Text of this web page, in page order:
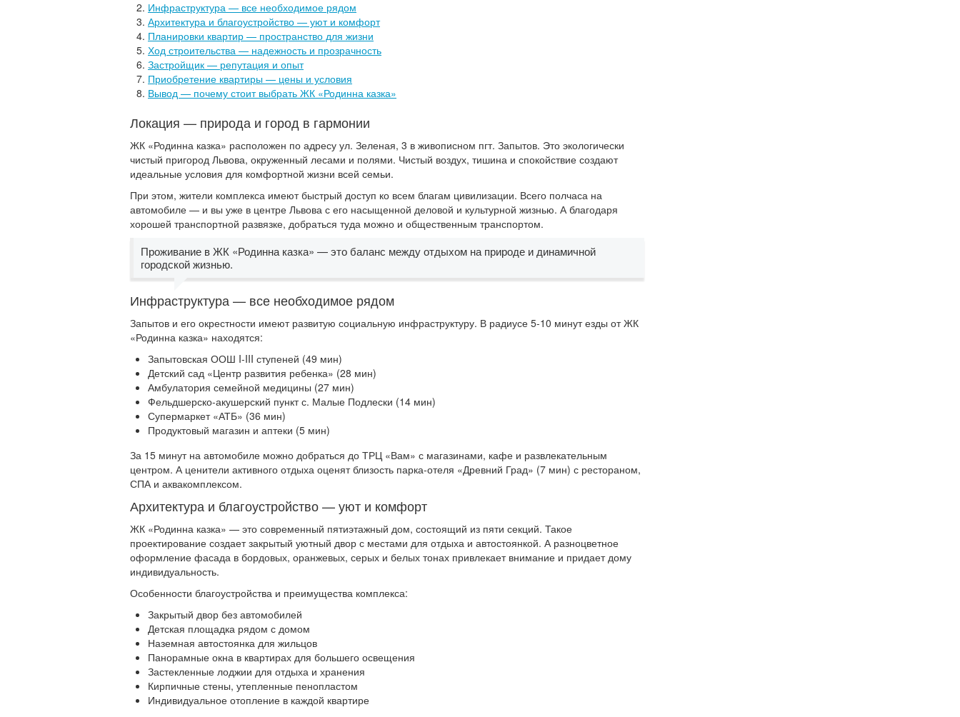
Инфраструктура — все необходимое рядом
Архитектура и благоустройство — уют и комфорт
Планировки квартир — пространство для жизни
Ход строительства — надежность и прозрачность
Застройщик — репутация и опыт
Приобретение квартиры — цены и условия
Вывод — почему стоит выбрать ЖК «Родинна казка»
Локация — природа и город в гармонии
ЖК «Родинна казка» расположен по адресу ул. Зеленая, 3 в живописном пгт. Запытов. Это экологически
чистый пригород Львова, окруженный лесами и полями. Чистый воздух, тишина и спокойствие создают
идеальные условия для комфортной жизни всей семьи.
При этом, жители комплекса имеют быстрый доступ ко всем благам цивилизации. Всего полчаса на
автомобиле — и вы уже в центре Львова с его насыщенной деловой и культурной жизнью. А благодаря
хорошей транспортной развязке, добраться туда можно и общественным транспортом.
Проживание в ЖК «Родинна казка» — это баланс между отдыхом на природе и динамичной
городской жизнью.
Инфраструктура — все необходимое рядом
Запытов и его окрестности имеют развитую социальную инфраструктуру. В радиусе 5-10 минут езды от ЖК
«Родинна казка» находятся:
Запытовская ООШ I-III ступеней (49 мин)
Детский сад «Центр развития ребенка» (28 мин)
Амбулатория семейной медицины (27 мин)
Фельдшерско-акушерский пункт с. Малые Подлески (14 мин)
Супермаркет «АТБ» (36 мин)
Продуктовый магазин и аптеки (5 мин)
За 15 минут на автомобиле можно добраться до ТРЦ «Вам» с магазинами, кафе и развлекательным
центром. А ценители активного отдыха оценят близость парка-отеля «Древний Град» (7 мин) с рестораном,
СПА и аквакомплексом.
Архитектура и благоустройство — уют и комфорт
ЖК «Родинна казка» — это современный пятиэтажный дом, состоящий из пяти секций. Такое
проектирование создает закрытый уютный двор с местами для отдыха и автостоянкой. А разноцветное
оформление фасада в бордовых, оранжевых, серых и белых тонах привлекает внимание и придает дому
индивидуальность.
Особенности благоустройства и преимущества комплекса:
Закрытый двор без автомобилей
Детская площадка рядом с домом
Наземная автостоянка для жильцов
Панорамные окна в квартирах для большего освещения
Застекленные лоджии для отдыха и хранения
Кирпичные стены, утепленные пенопластом
Индивидуальное отопление в каждой квартире